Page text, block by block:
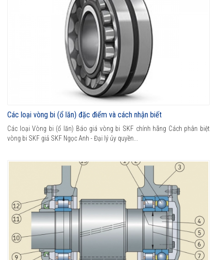
Các loại vòng bi (ổ lăn) đặc điểm và cách nhận biết
Các loại Vòng bi (ổ lăn) Báo giá vòng bi SKF chính hãng Cách phân biệt
vòng bi SKF giả SKF Ngọc Anh - Đại lý ủy quyền...